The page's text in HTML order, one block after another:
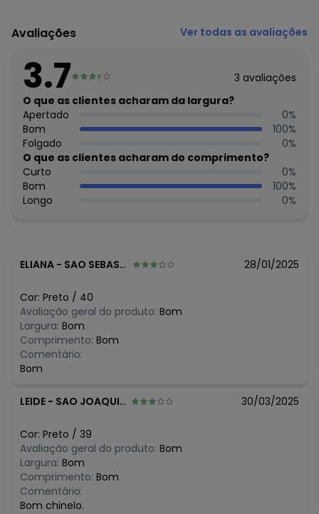
Observação: Solado flexível
Material: Pvc
Avaliações Ver todas as avaliações
3.7 3 avaliações
O que as clientes acharam da largura?
Apertado
0%
Bom
100%
Folgado
0%
O que as clientes acharam do comprimento?
Curto
0%
Bom
100%
Longo
0%
ELIANA - SAO SEBASTIAO DO PARAISO - MG 28/01/2025
Cor: Preto / 40
Avaliação geral do produto: Bom
Largura: Bom
Comprimento: Bom
Comentário:
Bom
LEIDE - SAO JOAQUIM DE BICAS - MG 30/03/2025
Cor: Preto / 39
Avaliação geral do produto: Bom
Largura: Bom
Comprimento: Bom
Comentário:
Bom chinelo.